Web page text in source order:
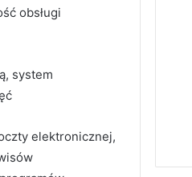
obsługi
system
elektronicznej,